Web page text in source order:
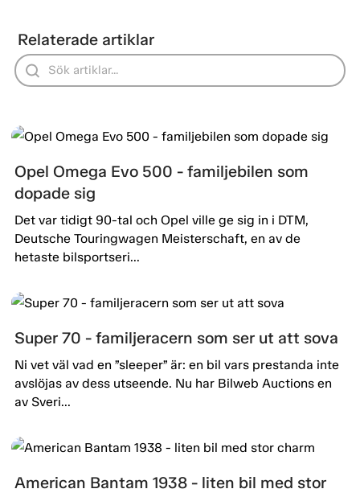
Relaterade artiklar
Opel Omega Evo 500 - familjebilen som
dopade sig
Det var tidigt 90-tal och Opel ville ge sig in i DTM,
Deutsche Touringwagen Meisterschaft, en av de
hetaste bilsportseri...
Super 70 - familjeracern som ser ut att sova
Ni vet väl vad en ”sleeper” är: en bil vars prestanda inte
avslöjas av dess utseende. Nu har Bilweb Auctions en
av Sveri...
American Bantam 1938 - liten bil med stor